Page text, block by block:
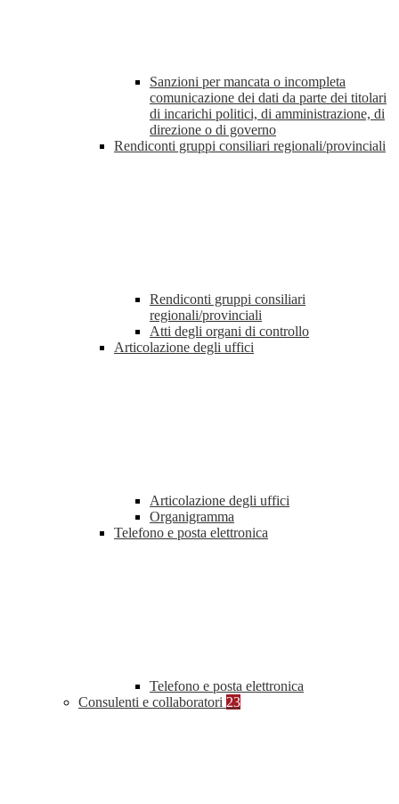
Sanzioni per mancata o incompleta
comunicazione dei dati da parte dei titolari
di incarichi politici, di amministrazione, di
direzione o di governo
Rendiconti gruppi consiliari regionali/provinciali
Rendiconti gruppi consiliari
regionali/provinciali
Atti degli organi di controllo
Articolazione degli uffici
Articolazione degli uffici
Organigramma
Telefono e posta elettronica
Telefono e posta elettronica
Consulenti e collaboratori 23